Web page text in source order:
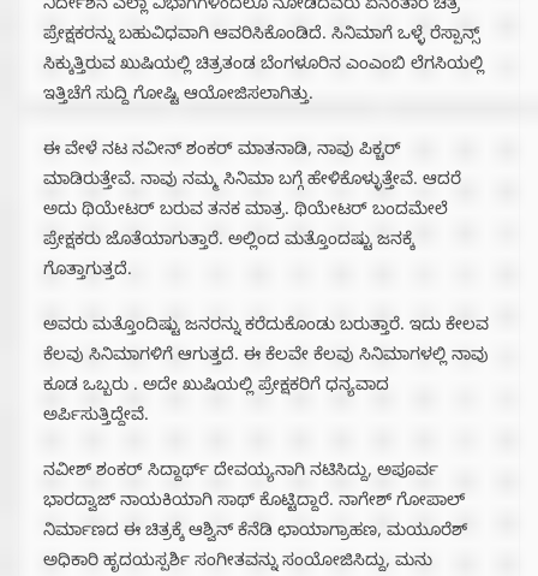
ನಿರ್ದೇಶನ ಎಲ್ಲಾ ವಿಭಾಗಗಳಿಂದಲೂ ನೋಡಿದವರು ಏನಂತಾರೆ ಚಿತ್ರ
ಪ್ರೇಕ್ಷಕರನ್ನು ಬಹುವಿಧವಾಗಿ ಆವರಿಸಿಕೊಂಡಿದೆ. ಸಿನಿಮಾಗೆ ಒಳ್ಳೆ ರೆಸ್ಪಾನ್ಸ್
ಸಿಕ್ಕುತ್ತಿರುವ ಖುಷಿಯಲ್ಲಿ ಚಿತ್ರತಂಡ ಬೆಂಗಳೂರಿನ ಎಂಎಂಬಿ ಲೆಗಸಿಯಲ್ಲಿ
ಇತ್ತಿಚೆಗೆ ಸುದ್ದಿ ಗೋಷ್ಟಿ ಆಯೋಜಿಸಲಾಗಿತ್ತು.
ಈ ವೇಳೆ ನಟ ನವೀನ್ ಶಂಕರ್ ಮಾತನಾಡಿ, ನಾವು ಪಿಕ್ಚರ್
ಮಾಡಿರುತ್ತೇವೆ. ನಾವು ನಮ್ಮ ಸಿನಿಮಾ ಬಗ್ಗೆ ಹೇಳಿಕೊಳ್ಳುತ್ತೇವೆ. ಆದರೆ
ಅದು ಥಿಯೇಟರ್ ಬರುವ ತನಕ ಮಾತ್ರ. ಥಿಯೇಟರ್ ಬಂದಮೇಲೆ
ಪ್ರೇಕ್ಷಕರು ಜೊತೆಯಾಗುತ್ತಾರೆ. ಅಲ್ಲಿಂದ ಮತ್ತೊಂದಷ್ಟು ಜನಕ್ಕೆ
ಗೊತ್ತಾಗುತ್ತದೆ.
ಅವರು ಮತ್ತೊಂದಿಷ್ಟು ಜನರನ್ನು ಕರೆದುಕೊಂಡು ಬರುತ್ತಾರೆ. ಇದು ಕೇಲವ
ಕೆಲವು ಸಿನಿಮಾಗಳಿಗೆ ಆಗುತ್ತದೆ. ಈ ಕೆಲವೇ ಕೆಲವು ಸಿನಿಮಾಗಳಲ್ಲಿ ನಾವು
ಕೂಡ ಒಬ್ಬರು . ಅದೇ ಖುಷಿಯಲ್ಲಿ ಪ್ರೇಕ್ಷಕರಿಗೆ ಧನ್ಯವಾದ
ಅರ್ಪಿಸುತ್ತಿದ್ದೇವೆ.
ನವೀಶ್ ಶಂಕರ್ ಸಿದ್ದಾರ್ಥ್ ದೇವಯ್ಯನಾಗಿ ನಟಿಸಿದ್ದು, ಅಪೂರ್ವ
ಭಾರದ್ವಾಜ್ ನಾಯಕಿಯಾಗಿ ಸಾಥ್ ಕೊಟ್ಟಿದ್ದಾರೆ. ನಾಗೇಶ್ ಗೋಪಾಲ್
ನಿರ್ಮಾಣದ ಈ ಚಿತ್ರಕ್ಕೆ ಆಶ್ವಿನ್ ಕೆನೆಡಿ ಛಾಯಾಗ್ರಾಹಣ, ಮಯೂರೆಶ್
ಅಧಿಕಾರಿ ಹೃದಯಸ್ಪರ್ಶಿ ಸಂಗೀತವನ್ನು ಸಂಯೋಜಿಸಿದ್ದು, ಮನು